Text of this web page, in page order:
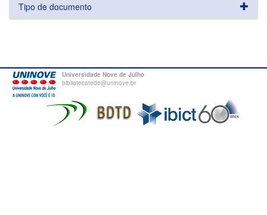
Tipo de documento
Universidade Nove de Julho
bibliotecatede@uninove.br